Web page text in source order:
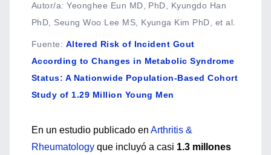
Autor/a: Yeonghee Eun MD, PhD, Kyungdo Han
PhD, Seung Woo Lee MS, Kyunga Kim PhD, et al.
Fuente: Altered Risk of Incident Gout
According to Changes in Metabolic Syndrome
Status: A Nationwide Population-Based Cohort
Study of 1.29 Million Young Men
En un estudio publicado en Arthritis &
Rheumatology que incluyó a casi 1.3 millones